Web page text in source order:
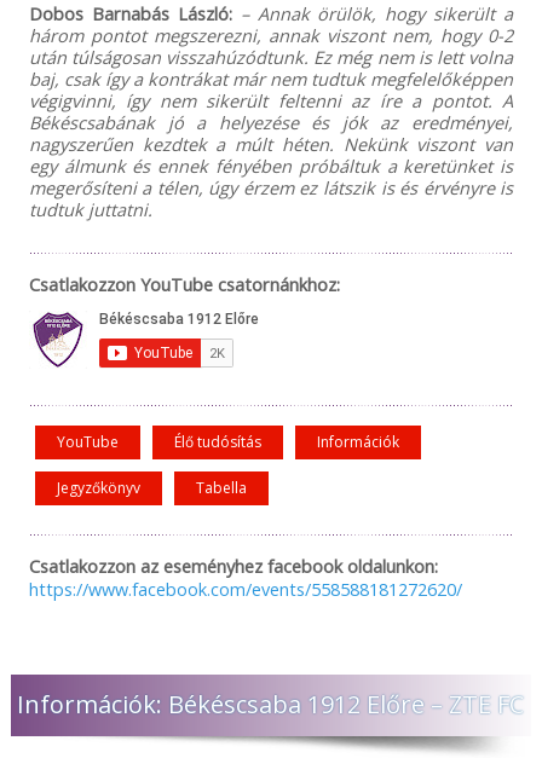
Dobos Barnabás László: – Annak örülök, hogy sikerült a
három pontot megszerezni, annak viszont nem, hogy 0-2
után túlságosan visszahúzódtunk. Ez még nem is lett volna
baj, csak így a kontrákat már nem tudtuk megfelelőképpen
végigvinni, így nem sikerült feltenni az íre a pontot. A
Békéscsabának jó a helyezése és jók az eredményei,
nagyszerűen kezdtek a múlt héten. Nekünk viszont van
egy álmunk és ennek fényében próbáltuk a keretünket is
megerősíteni a télen, úgy érzem ez látszik is és érvényre is
tudtuk juttatni.
Csatlakozzon YouTube csatornánkhoz:
YouTube Élő tudósítás Információk
Jegyzőkönyv Tabella
Csatlakozzon az eseményhez facebook oldalunkon:
https://www.facebook.com/events/558588181272620/
Információk: Békéscsaba 1912 Előre – ZTE FC